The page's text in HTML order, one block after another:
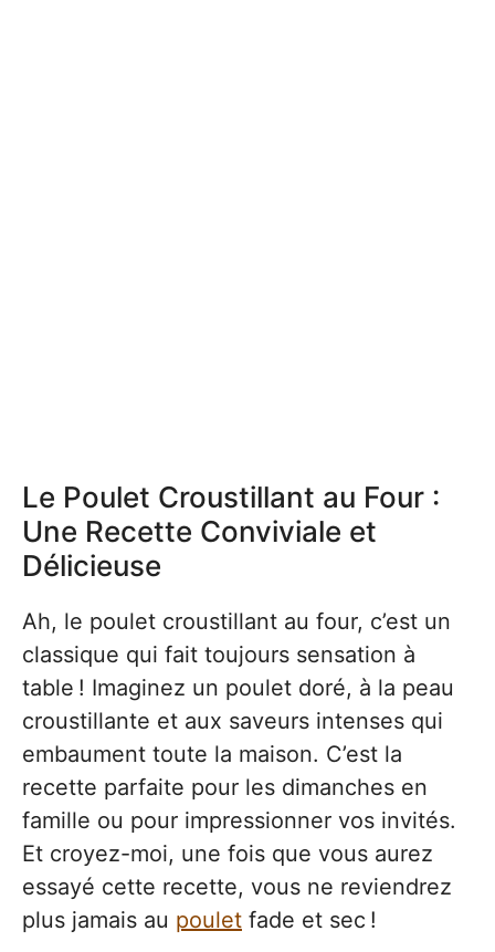
Le Poulet Croustillant au Four :
Une Recette Conviviale et
Délicieuse
Ah, le poulet croustillant au four, c’est un
classique qui fait toujours sensation à
table ! Imaginez un poulet doré, à la peau
croustillante et aux saveurs intenses qui
embaument toute la maison. C’est la
recette parfaite pour les dimanches en
famille ou pour impressionner vos invités.
Et croyez-moi, une fois que vous aurez
essayé cette recette, vous ne reviendrez
plus jamais au poulet fade et sec !